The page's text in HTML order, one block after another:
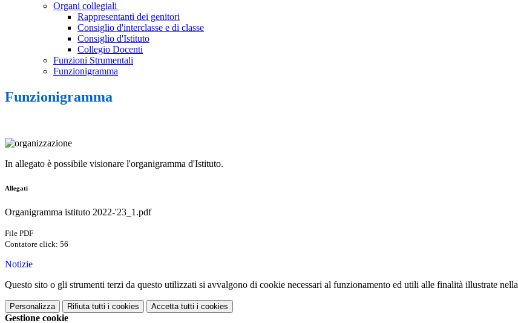
Organi collegiali
Rappresentanti dei genitori
Consiglio d'interclasse e di classe
Consiglio d'Istituto
Collegio Docenti
Funzioni Strumentali
Funzionigramma
Funzionigramma
In allegato è possibile visionare l'organigramma d'Istituto.
Allegati
Organigramma istituto 2022-'23_1.pdf
File PDF
Contatore click: 56
Notizie
Questo sito o gli strumenti terzi da questo utilizzati si avvalgono di cookie necessari al funzionamento ed utili alle finalità illustrate nella
Personalizza Rifiuta tutti i cookies Accetta tutti i cookies
Gestione cookie